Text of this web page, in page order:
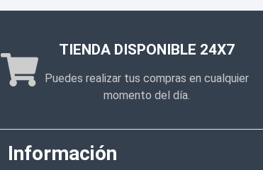
TIENDA DISPONIBLE 24X7
Puedes realizar tus compras en cualquier
momento del día.
Información